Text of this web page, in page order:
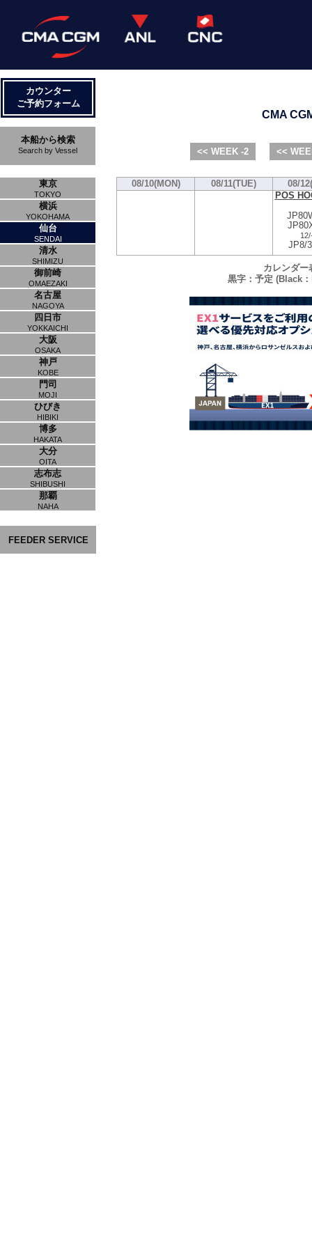
カウンター
ご予約フォーム
本船から検索
Search by Vessel
東京
TOKYO
横浜
YOKOHAMA
仙台
SENDAI
清水
SHIMIZU
御前崎
OMAEZAKI
名古屋
NAGOYA
四日市
YOKKAICHI
大阪
OSAKA
神戸
KOBE
門司
MOJI
ひびき
HIBIKI
博多
HAKATA
大分
OITA
志布志
SHIBUSHI
那覇
NAHA
FEEDER SERVICE
CMA
<< WEEK -2 <<
08/10(MON) 08/11(TUE)
08/
POS
12/
JP8/
カレンダー
黒字：予定 (Black